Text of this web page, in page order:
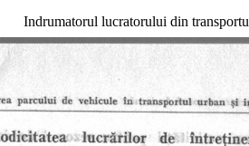
Indrumatorul lucratorului din